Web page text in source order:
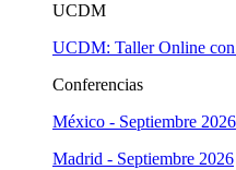
UCDM
UCDM: Taller Online
Conferencias
México - Septiembre 2026
Madrid - Septiembre 2026